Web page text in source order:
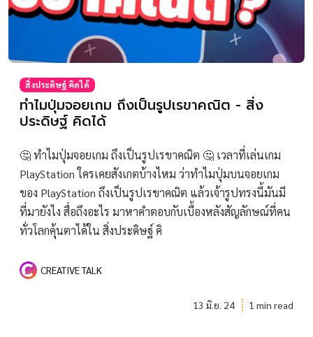
สิ่งประดิษฐ์ คิดได้
ทำไมปุ่มจอยเกม ถึงเป็นรูปเรขาคณิต - สิ่ง
ประดิษฐ์ คิดได้
🤔 ทำไมปุ่มจอยเกม ถึงเป็นรูปเรขาคณิต 🤔 เวลาที่เล่นเกม
PlayStation ใครเคยสังเกตบ้างไหม ว่าทำไมปุ่มบนจอยเกม
ของ PlayStation ถึงเป็นรูปเรขาคณิต แล้วเจ้ารูปทรงนี้มันมี
ที่มายังไง สื่อถึงอะไร มาหาคำตอบกับเบื้องหลังสัญลักษณ์ที่คน
ทั่วโลกคุ้นตาได้ใน สิ่งประดิษฐ์ คิ
CREATIVE TALK
13 มิ.ย. 24 1 min read